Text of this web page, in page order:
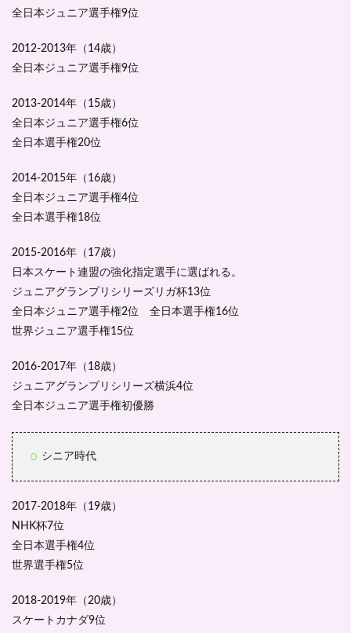
全日本ジュニア選手権9位
2012-2013年（14歳）
全日本ジュニア選手権9位
2013-2014年（15歳）
全日本ジュニア選手権6位
全日本選手権20位
2014-2015年（16歳）
全日本ジュニア選手権4位
全日本選手権18位
2015-2016年（17歳）
日本スケート連盟の強化指定選手に選ばれる 。
ジュニアグランプリシリーズリガ杯13位
全日本ジュニア選手権2位 全日本選手権16位
世界ジュニア選手権15位
2016-2017年（18歳）
ジュニアグランプリシリーズ横浜4位
全日本ジュニア選手権初優勝
シニア時代
2017-2018年（19歳）
NHK杯7位
全日本選手権4位
世界選手権5位
2018-2019年（20歳）
スケートカナダ9位